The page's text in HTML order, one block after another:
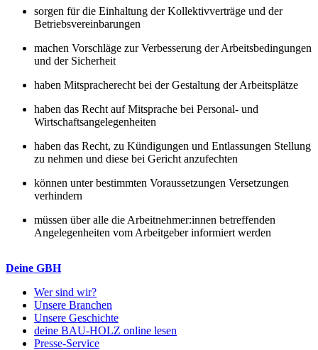
sorgen für die Einhaltung der Kollektivverträge und der
Betriebsvereinbarungen
machen Vorschläge zur Verbesserung der Arbeitsbedingungen
und der Sicherheit
haben Mitspracherecht bei der Gestaltung der Arbeitsplätze
haben das Recht auf Mitsprache bei Personal- und
Wirtschaftsangelegenheiten
haben das Recht, zu Kündigungen und Entlassungen Stellung
zu nehmen und diese bei Gericht anzufechten
können unter bestimmten Voraussetzungen Versetzungen
verhindern
müssen über alle die Arbeitnehmer:innen betreffenden
Angelegenheiten vom Arbeitgeber informiert werden
Deine GBH
Wer sind wir?
Unsere Branchen
Unsere Geschichte
deine BAU-HOLZ online lesen
Presse-Service